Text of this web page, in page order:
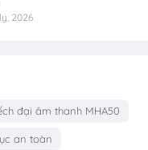
2026
đại âm thanh MHA50
an toàn